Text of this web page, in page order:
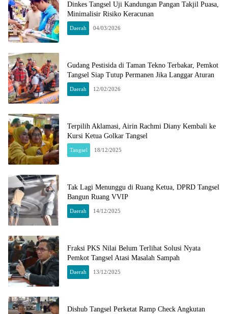
Dinkes Tangsel Uji Kandungan Pangan Takjil Puasa,
Minimalisir Risiko Keracunan
Daerah 04/03/2026
Gudang Pestisida di Taman Tekno Terbakar, Pemkot
Tangsel Siap Tutup Permanen Jika Langgar Aturan
Daerah 12/02/2026
Terpilih Aklamasi, Airin Rachmi Diany Kembali ke
Kursi Ketua Golkar Tangsel
Tangsel 18/12/2025
Tak Lagi Menunggu di Ruang Ketua, DPRD Tangsel
Bangun Ruang VVIP
Daerah 14/12/2025
Fraksi PKS Nilai Belum Terlihat Solusi Nyata
Pemkot Tangsel Atasi Masalah Sampah
Daerah 13/12/2025
Dishub Tangsel Perketat Ramp Check Angkutan